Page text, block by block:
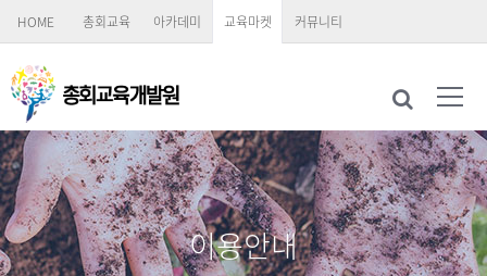
HOME 총회교육 아카데미 교육마켓 커뮤니티
이용안내